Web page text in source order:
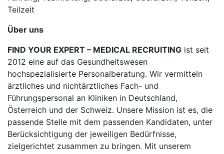
Teilzeit
Über uns
FIND YOUR EXPERT – MEDICAL RECRUITING ist seit
2012 eine auf das Gesundheitswesen
hochspezialisierte Personalberatung. Wir vermitteln
ärztliches und nichtärztliches Fach- und
Führungspersonal an Kliniken in Deutschland,
Österreich und der Schweiz. Unsere Mission ist es, die
passende Stelle mit dem passenden Kandidaten, unter
Berücksichtigung der jeweiligen Bedürfnisse,
zielgerichtet zusammen zu bringen. Mit unserem